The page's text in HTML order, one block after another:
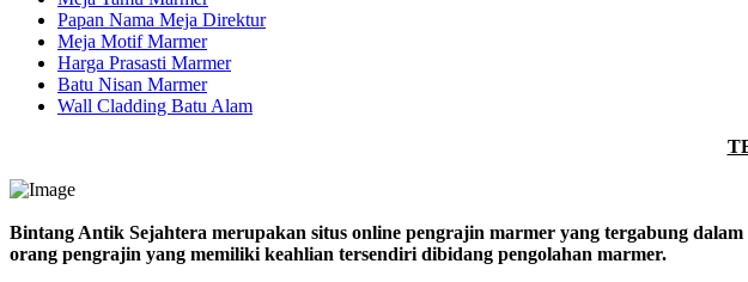
Papan Nama Meja Direktur
Meja Motif Marmer
Harga Prasasti Marmer
Batu Nisan Marmer
Wall Cladding Batu Alam
Bintang Antik Sejahtera merupakan situs online pengrajin marmer yang tergabung
orang pengrajin yang memiliki keahlian tersendiri dibidang pengolahan marmer.